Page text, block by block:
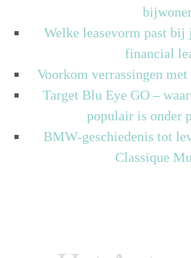
Welke leasevorm past
financial
Voorkom verrassingen
Target Blu Eye GO –
populair is onder
BMW-geschiedenis tot
Classique